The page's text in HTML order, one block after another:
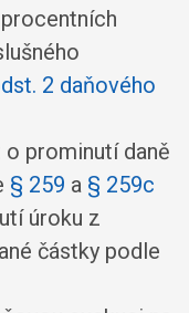
2 daňového
prominutí daně
§ 259 a § 259c
úroku z
částky podle